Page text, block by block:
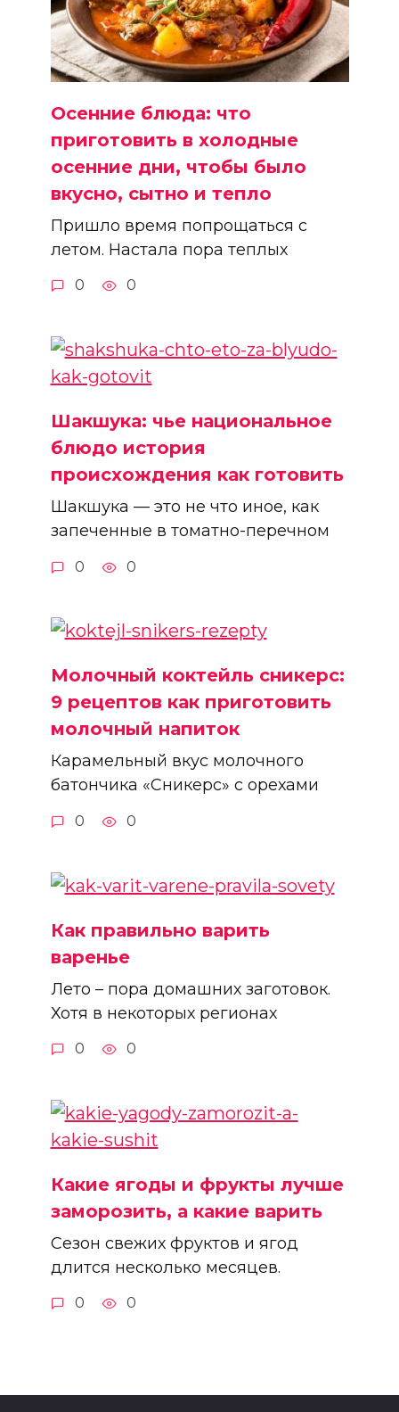
Осенние блюда: что
приготовить в холодные
осенние дни, чтобы было
вкусно, сытно и тепло
Пришло время попрощаться с
летом. Настала пора теплых
0 0
Шакшука: чье национальное
блюдо история
происхождения как готовить
Шакшука — это не что иное, как
запеченные в томатно-перечном
0 0
Молочный коктейль сникерс:
9 рецептов как приготовить
молочный напиток
Карамельный вкус молочного
батончика «Сникерс» с орехами
0 0
Как правильно варить
варенье
Лето – пора домашних заготовок.
Хотя в некоторых регионах
0 0
Какие ягоды и фрукты лучше
заморозить, а какие варить
Сезон свежих фруктов и ягод
длится несколько месяцев.
0 0